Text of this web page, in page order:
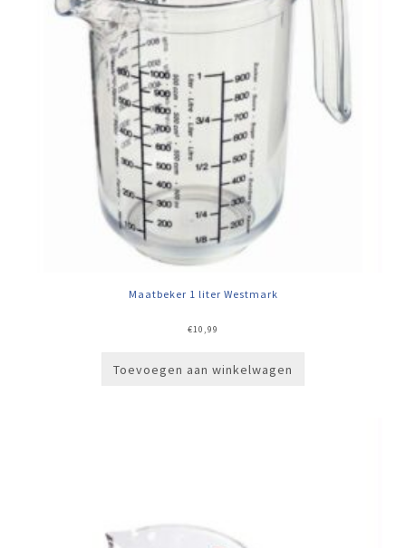
Maatbeker 1 liter Westmark
€10,99
Toevoegen aan winkelwagen